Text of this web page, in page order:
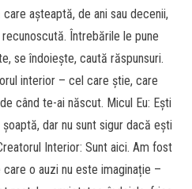
așteaptă, de ani sau decenii,
Întrebările le pune
se îndoiește, caută răspunsuri.
interior – cel care știe, care
când te-ai născut. Micul Eu: Ești
dar nu sunt sigur dacă ești
Interior: Sunt aici. Am fost
o auzi nu este imaginație –